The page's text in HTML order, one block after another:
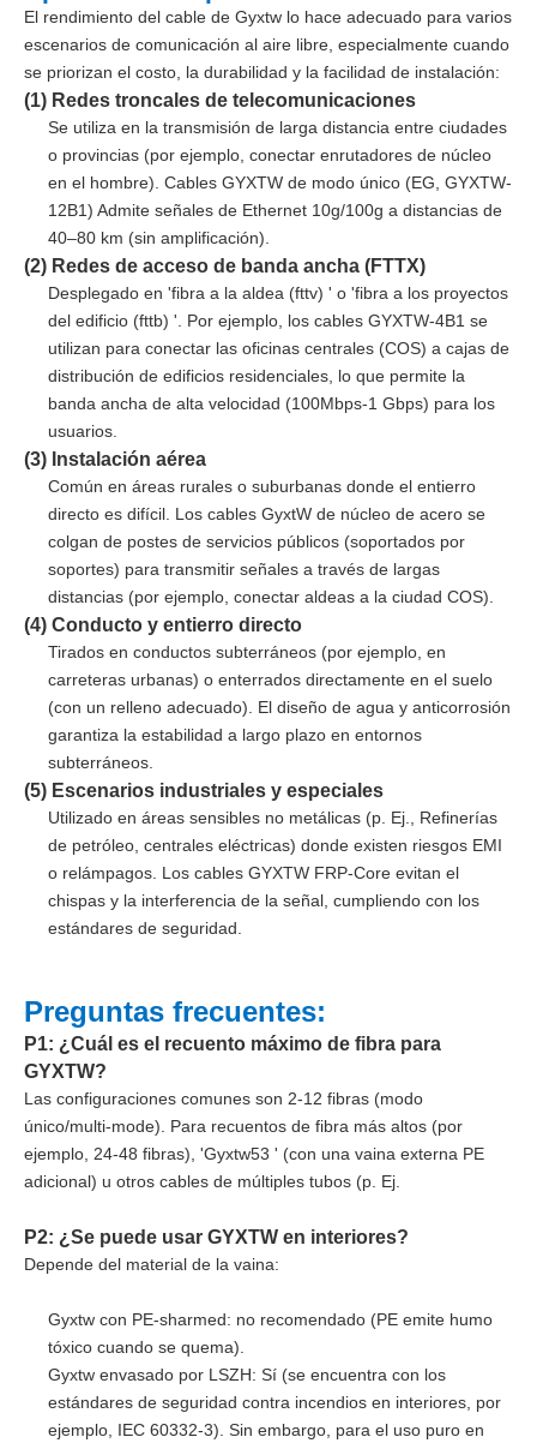
El rendimiento del cable de Gyxtw lo hace adecuado para varios
escenarios de comunicación al aire libre, especialmente cuando
se priorizan el costo, la durabilidad y la facilidad de instalación:
(1) Redes troncales de telecomunicaciones
Se utiliza en la transmisión de larga distancia entre ciudades
o provincias (por ejemplo, conectar enrutadores de núcleo
en el hombre). Cables GYXTW de modo único (EG, GYXTW-
12B1) Admite señales de Ethernet 10g/100g a distancias de
40–80 km (sin amplificación).
(2) Redes de acceso de banda ancha (FTTX)
Desplegado en 'fibra a la aldea (fttv) ' o 'fibra a los proyectos
del edificio (fttb) '. Por ejemplo, los cables GYXTW-4B1 se
utilizan para conectar las oficinas centrales (COS) a cajas de
distribución de edificios residenciales, lo que permite la
banda ancha de alta velocidad (100Mbps-1 Gbps) para los
usuarios.
(3) Instalación aérea
Común en áreas rurales o suburbanas donde el entierro
directo es difícil. Los cables GyxtW de núcleo de acero se
colgan de postes de servicios públicos (soportados por
soportes) para transmitir señales a través de largas
distancias (por ejemplo, conectar aldeas a la ciudad COS).
(4) Conducto y entierro directo
Tirados en conductos subterráneos (por ejemplo, en
carreteras urbanas) o enterrados directamente en el suelo
(con un relleno adecuado). El diseño de agua y anticorrosión
garantiza la estabilidad a largo plazo en entornos
subterráneos.
(5) Escenarios industriales y especiales
Utilizado en áreas sensibles no metálicas (p. Ej., Refinerías
de petróleo, centrales eléctricas) donde existen riesgos EMI
o relámpagos. Los cables GYXTW FRP-Core evitan el
chispas y la interferencia de la señal, cumpliendo con los
estándares de seguridad.
Preguntas frecuentes:
P1: ¿Cuál es el recuento máximo de fibra para
GYXTW?
Las configuraciones comunes son 2-12 fibras (modo
único/multi-mode). Para recuentos de fibra más altos (por
ejemplo, 24-48 fibras), 'Gyxtw53 ' (con una vaina externa PE
adicional) u otros cables de múltiples tubos (p. Ej.
P2: ¿Se puede usar GYXTW en interiores?
Depende del material de la vaina:
Gyxtw con PE-sharmed: no recomendado (PE emite humo
tóxico cuando se quema).
Gyxtw envasado por LSZH: Sí (se encuentra con los
estándares de seguridad contra incendios en interiores, por
ejemplo, IEC 60332-3). Sin embargo, para el uso puro en